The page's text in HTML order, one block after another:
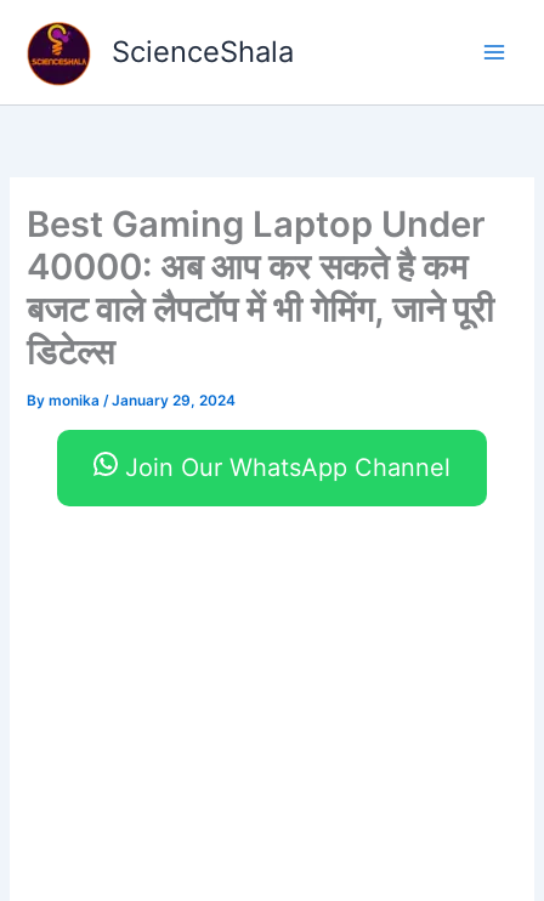
content
ScienceShala
Best Gaming Laptop Under
40000: अब आप कर सकते है कम
बजट वाले लैपटॉप में भी गेमिंग, जाने पूरी
डिटेल्स
Bymonika/January 29, 2024
Join Our WhatsApp Channel